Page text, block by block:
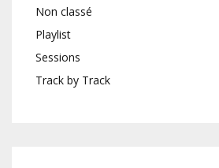
Non classé
Playlist
Sessions
Track by Track